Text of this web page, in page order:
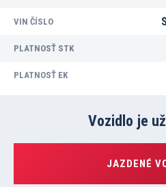
VIN ČÍSLO
PLATNOSŤ STK
PLATNOSŤ EK
Vozidlo je
JAZDENÉ